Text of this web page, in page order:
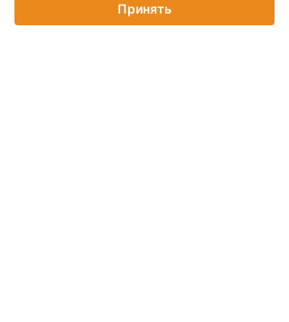
Корзина
Принять